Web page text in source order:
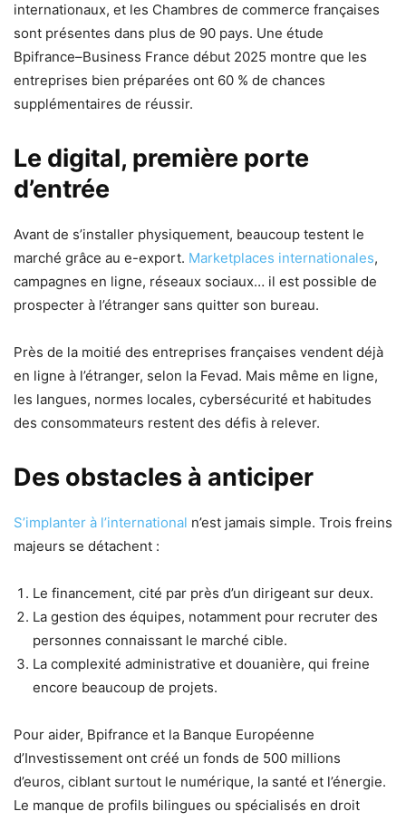
internationaux, et les Chambres de commerce françaises
sont présentes dans plus de 90 pays. Une étude
Bpifrance–Business France début 2025 montre que les
entreprises bien préparées ont 60 % de chances
supplémentaires de réussir.
Le digital, première porte
d’entrée
Avant de s’installer physiquement, beaucoup testent le
marché grâce au e-export. Marketplaces internationales,
campagnes en ligne, réseaux sociaux… il est possible de
prospecter à l’étranger sans quitter son bureau.
Près de la moitié des entreprises françaises vendent déjà
en ligne à l’étranger, selon la Fevad. Mais même en ligne,
les langues, normes locales, cybersécurité et habitudes
des consommateurs restent des défis à relever.
Des obstacles à anticiper
S’implanter à l’international n’est jamais simple. Trois freins
majeurs se détachent :
Le financement, cité par près d’un dirigeant sur deux.
La gestion des équipes, notamment pour recruter des
personnes connaissant le marché cible.
La complexité administrative et douanière, qui freine
encore beaucoup de projets.
Pour aider, Bpifrance et la Banque Européenne
d’Investissement ont créé un fonds de 500 millions
d’euros, ciblant surtout le numérique, la santé et l’énergie.
Le manque de profils bilingues ou spécialisés en droit